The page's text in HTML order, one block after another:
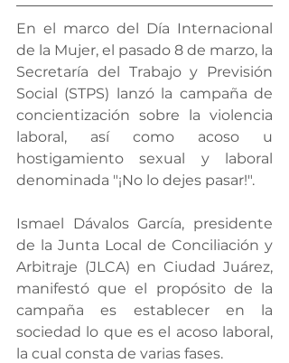
En el marco del Día Internacional
de la Mujer, el pasado 8 de marzo, la
Secretaría del Trabajo y Previsión
Social (STPS) lanzó la campaña de
concientización sobre la violencia
laboral, así como acoso u
hostigamiento sexual y laboral
denominada "¡No lo dejes pasar!".
Ismael Dávalos García, presidente
de la Junta Local de Conciliación y
Arbitraje (JLCA) en Ciudad Juárez,
manifestó que el propósito de la
campaña es establecer en la
sociedad lo que es el acoso laboral,
la cual consta de varias fases.